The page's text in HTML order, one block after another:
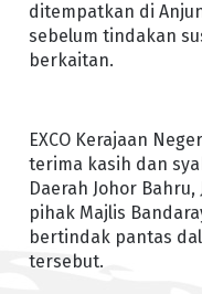
ditempatkan di
sebelum tindakan
berkaitan.
EXCO Kerajaan
terima kasih dan
Daerah Johor
pihak Majlis
bertindak pantas
tersebut.